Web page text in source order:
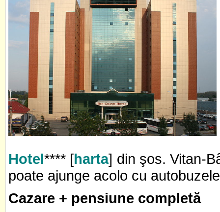
Hotel**** [harta] din şos. Vitan-
poate ajunge acolo cu
Cazare + pensiune completă